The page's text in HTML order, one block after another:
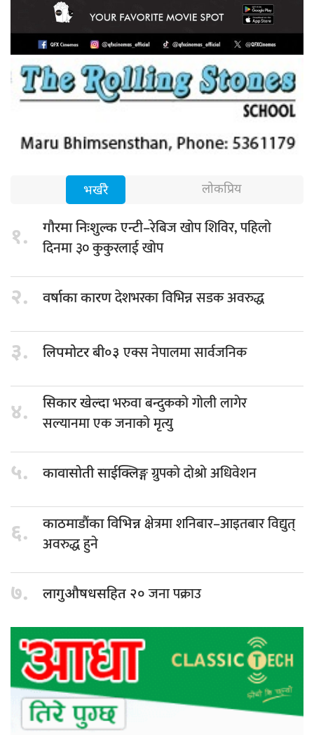
भर्खरै लोकप्रिय
१. गौरमा निःशुल्कएन्टी–रेबिज खोप शिविर, पहिलो
दिनमा ३० कुकुरलाई खोप
२. वर्षाका कारणदेशभरका विभिन्न सडक अवरुद्ध
३. लिपमोटर बी०३एक्स नेपालमा सार्वजनिक
४. सिकार खेल्दाभरुवा बन्दुकको गोली लागेर
सल्यानमा एक जनाको मृत्यु
५. कावासाेती साईक्लिङ्गग्रुपकाे दाेश्राे अधिवेशन
६. काठमाडौंका विभिन्नक्षेत्रमा शनिबार–आइतबार विद्युत्
अवरुद्ध हुने
७. लागुऔषधसहित २०जना पक्राउ